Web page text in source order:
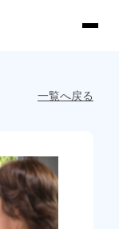
一覧へ戻る